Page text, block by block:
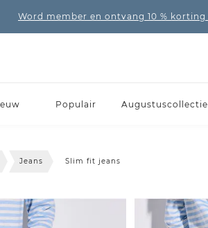
Word member en ontvang 10 % korting
Populair Augustuscollectie
Jeans Slim fit jeans